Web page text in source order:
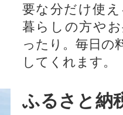
要な分だけ使
暮らしの方や
ったり。毎日の
してくれます。
ふるさと納